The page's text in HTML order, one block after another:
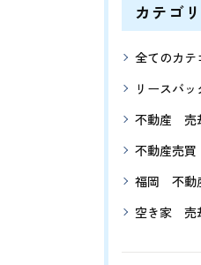
カテゴ
全てのカテ
リースバ
不動産 売
不動産売
福岡 不動
空き家